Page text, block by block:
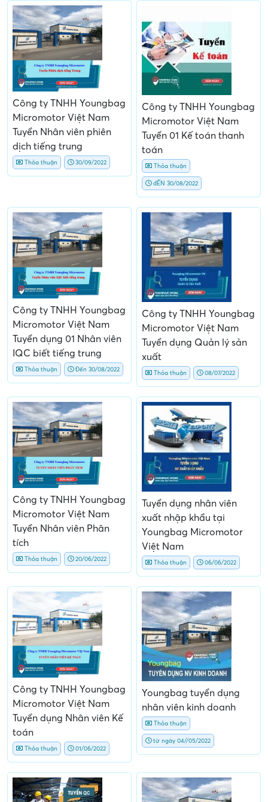
Công ty TNHH Youngbag
Micromotor Việt Nam
Tuyển Nhân viên phiên
dịch tiếng trung
Thỏa thuận 30/09/2022
Công ty TNHH Youngbag
Micromotor Việt Nam
Tuyển 01 Kế toán thanh
toán
Thỏa thuận
đẾN 30/08/2022
Công ty TNHH Youngbag
Micromotor Việt Nam
Tuyển dụng 01 Nhân viên
IQC biết tiếng trung
Thỏa thuận Đến 30/08/2022
Công ty TNHH Youngbag
Micromotor Việt Nam
Tuyển dụng Quản lý sản
xuất
Thỏa thuận 08/07/2022
Công ty TNHH Youngbag
Micromotor Việt Nam
Tuyển Nhân viên Phân
tích
Thỏa thuận 20/06/2022
Tuyển dụng nhân viên
xuất nhập khẩu tại
Youngbag Micromotor
Việt Nam
Thỏa thuận 06/06/2022
Công ty TNHH Youngbag
Micromotor Việt Nam
Tuyển dụng Nhân viên Kế
toán
Thỏa thuận 01/06/2022
Youngbag tuyển dụng
nhân viên kinh doanh
Thỏa thuận
từ ngày 04//05/2022